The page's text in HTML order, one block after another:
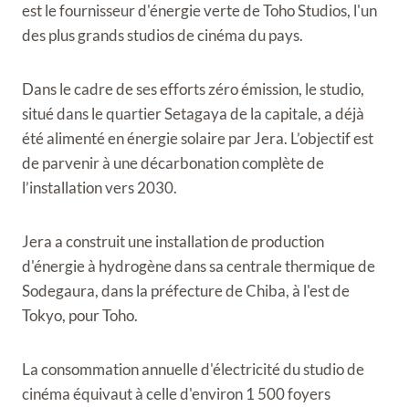
est le fournisseur d'énergie verte de Toho Studios, l'un
des plus grands studios de cinéma du pays.
Dans le cadre de ses efforts zéro émission, le studio,
situé dans le quartier Setagaya de la capitale, a déjà
été alimenté en énergie solaire par Jera. L’objectif est
de parvenir à une décarbonation complète de
l’installation vers 2030.
Jera a construit une installation de production
d'énergie à hydrogène dans sa centrale thermique de
Sodegaura, dans la préfecture de Chiba, à l'est de
Tokyo, pour Toho.
La consommation annuelle d'électricité du studio de
cinéma équivaut à celle d'environ 1 500 foyers